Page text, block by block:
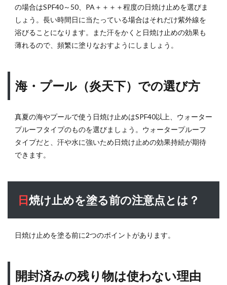
と
11.1
UVB（日
11.2
ミ・し
わ・たる
み）の特
性
11.3
膚病な
性
12
SPF
とPA
を数
値で
の場合はSPF40～50、PA＋＋＋＋程度の日焼け止めを選びま
しょう。長い時間日に当たっている場合はそれだけ紫外線を
浴びることになります。また汗をかくと日焼け止めの効果も
薄れるので、頻繁に塗りなおすようにしましょう。
海・プール（炎天下）での選び方
真夏の海やプールで使う日焼け止めはSPF40以上、ウォーター
プルーフタイプのものを選びましょう。ウォータープルーフ
タイプだと、汗や水に強いため日焼け止めの効果持続が期待
できます。
日焼け止めを塗る前の注意点とは？
日焼け止めを塗る前に2つのポイントがあります。
開封済みの残り物は使わない理由